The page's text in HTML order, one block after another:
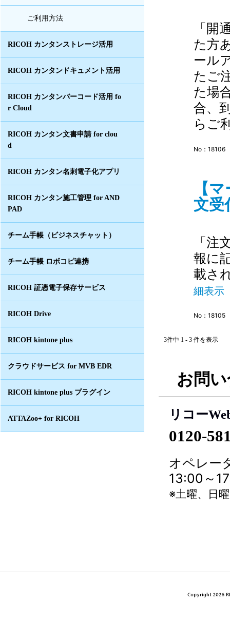
ご利用方法
RICOH カンタンストレージ活用
RICOH カンタンドキュメント活用
RICOH カンタンバーコード活用 fo
r Cloud
RICOH カンタン文書申請 for clou
d
RICOH カンタン名刺電子化アプリ
RICOH カンタン施工管理 for AND
PAD
チーム手帳（ビジネスチャット）
チーム手帳 ロボコピ連携
RICOH 証憑電子保存サービス
RICOH Drive
RICOH kintone plus
クラウドサービス for MVB EDR
RICOH kintone plus プラグイン
ATTAZoo+ for RICOH
「開
た方
ール
たご
た場
合、
らご
No：18106
【
文
「注
報に
載さ
細表示
No：18105
3件中 1 - 3 件を表示
お問
リコー
0120-
オペレー
13:00～
※土曜、日